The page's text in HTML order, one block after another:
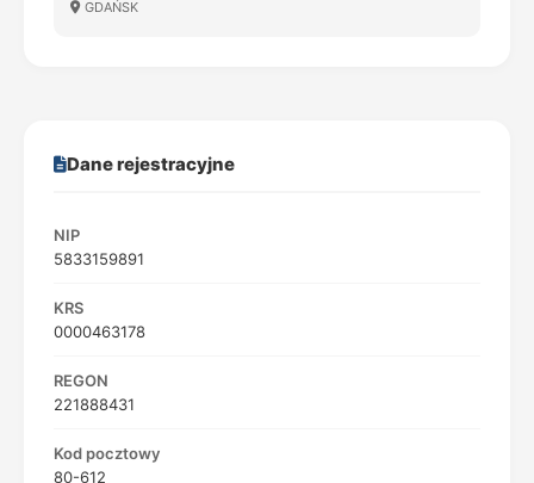
GDAŃSK
Dane rejestracyjne
NIP
5833159891
KRS
0000463178
REGON
221888431
Kod pocztowy
80-612